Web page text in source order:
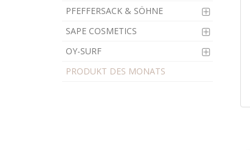
PFEFFERSACK & SÖHNE
SAPE COSMETICS
OY-SURF
PRODUKT DES MONATS